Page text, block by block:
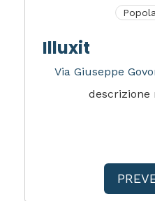
Illuxit
Via Giuseppe
descrizione